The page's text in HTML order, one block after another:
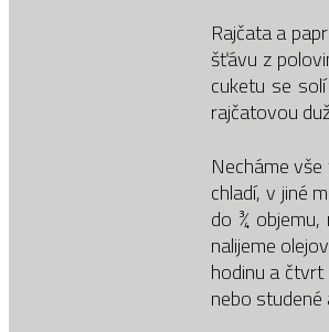
Rajčata a
šťávu z
cuketu se
rajčatovou
Necháme
chladí, v jiné
do ¾ objemu,
nalijeme
hodinu a
nebo